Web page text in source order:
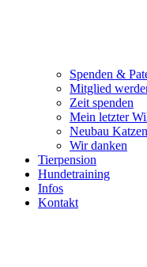
Spenden &
Mitglied
Zeit spenden
Mein letzter
Neubau
Wir danken
Tierpension
Hundetraining
Infos
Kontakt